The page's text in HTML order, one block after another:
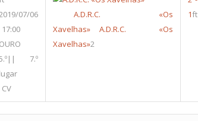
07/06
17:00
OURO
7.º
lugar
CV
A.D.R.C. «Os
Xavelhas»
A.D.R.C. «Os
Xavelhas»2
1ft